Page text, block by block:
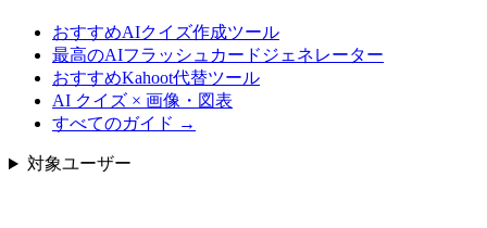
おすすめAIクイズ作成ツール
最高のAIフラッシュカードジェネレーター
おすすめKahoot代替ツール
AI クイズ × 画像・図表
すべてのガイド →
対象ユーザー